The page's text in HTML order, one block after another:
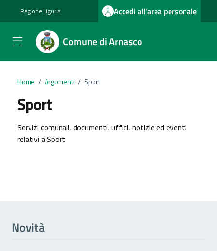
Regione Liguria Accedi all'area personale
Comune di Arnasco
Home / Argomenti / Sport
Sport
Dettagli dell'argomento
Servizi comunali, documenti, uffici, notizie ed eventi
relativi a Sport
Novità